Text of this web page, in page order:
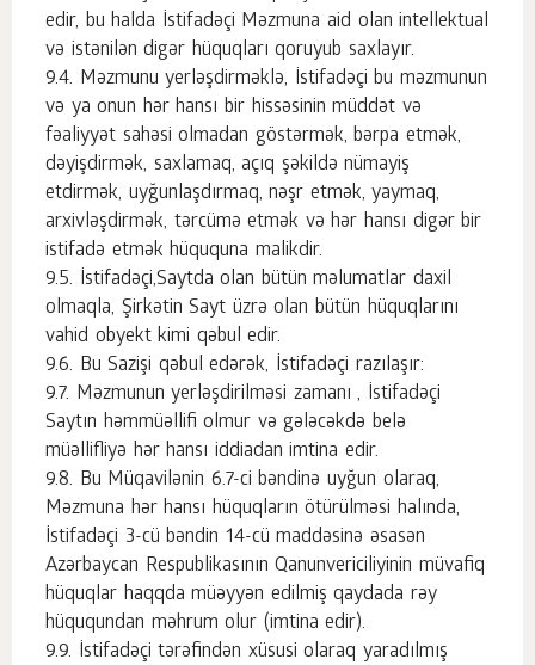
edir, bu halda İstifadəçi Məzmuna aid olan intellektual
və istənilən digər hüquqları qoruyub saxlayır.
Məzmunu yerləşdirməklə, İstifadəçi bu məzmunun
və ya onun hər hansı bir hissəsinin müddət və
fəaliyyət sahəsi olmadan göstərmək, bərpa etmək,
dəyişdirmək, saxlamaq, açıq şəkildə nümayiş
etdirmək, uyğunlaşdırmaq, nəşr etmək, yaymaq,
arxivləşdirmək, tərcümə etmək və hər hansı digər bir
istifadə etmək hüququna malikdir.
İstifadəçi,Saytda olan bütün məlumatlar daxil
olmaqla, Şirkətin Sayt üzrə olan bütün hüquqlarını
vahid obyekt kimi qəbul edir.
Bu Sazişi qəbul edərək, İstifadəçi razılaşır:
Məzmunun yerləşdirilməsi zamanı , İstifadəçi
Saytın həmmüəllifi olmur və gələcəkdə belə
müəllifliyə hər hansı iddiadan imtina edir.
Bu Müqavilənin 6.7-ci bəndinə uyğun olaraq,
Məzmuna hər hansı hüquqların ötürülməsi halında,
İstifadəçi 3-cü bəndin 14-cü maddəsinə əsasən
Azərbaycan Respublikasının Qanunvericiliyinin müvafiq
hüquqlar haqqda müəyyən edilmiş qaydada rəy
hüququndan məhrum olur (imtina edir).
İstifadəçi tərəfindən xüsusi olaraq yaradılmış